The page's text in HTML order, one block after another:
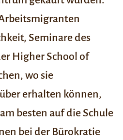
Seminare des
Higher School of
wo sie
erhalten können,
besten auf die Schule
bei der Bürokratie